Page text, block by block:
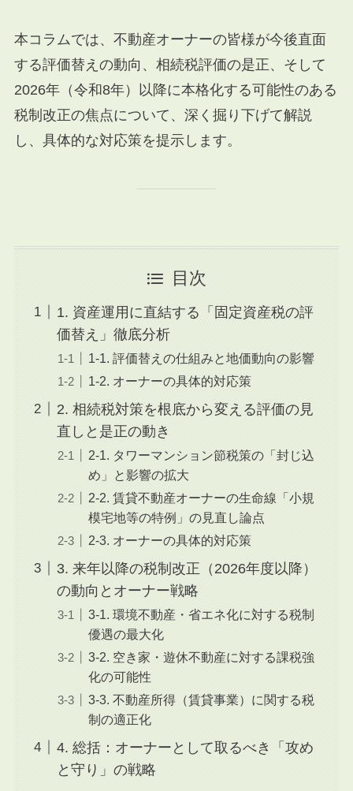
本コラムでは、不動産オーナーの皆様が今後直面
する評価替えの動向、相続税評価の是正、そして
2026年（令和8年）以降に本格化する可能性のある
税制改正の焦点について、深く掘り下げて解説
し、具体的な対応策を提示します。
目次
1. 資産運用に直結する「固定資産税の評
価替え」徹底分析
1-1. 評価替えの仕組みと地価動向の影響
1-2. オーナーの具体的対応策
2. 相続税対策を根底から変える評価の見
直しと是正の動き
2-1. タワーマンション節税策の「封じ込
め」と影響の拡大
2-2. 賃貸不動産オーナーの生命線「小規
模宅地等の特例」の見直し論点
2-3. オーナーの具体的対応策
3. 来年以降の税制改正（2026年度以降）
の動向とオーナー戦略
3-1. 環境不動産・省エネ化に対する税制
優遇の最大化
3-2. 空き家・遊休不動産に対する課税強
化の可能性
3-3. 不動産所得（賃貸事業）に関する税
制の適正化
4. 総括：オーナーとして取るべき「攻め
と守り」の戦略